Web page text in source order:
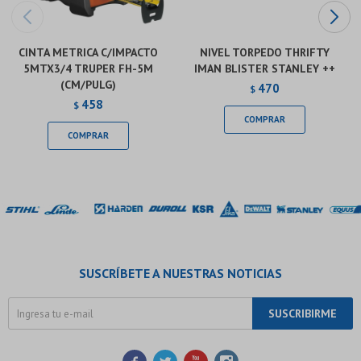
CINTA METRICA C/IMPACTO
5MTX3/4 TRUPER FH-5M
(CM/PULG)
$ 458
NIVEL TORPEDO THRIFTY
IMAN BLISTER STANLEY ++
$ 470
SUSCRÍBETE A NUESTRAS NOTICIAS
SUSCRIBIRME